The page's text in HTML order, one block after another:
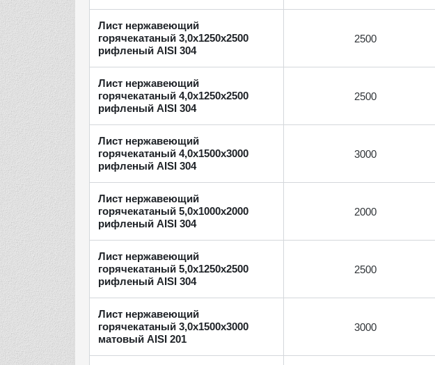
Лист нержавеющий
горячекатаный 3,0х1250х2500
рифленый AISI 304
2500
Лист нержавеющий
горячекатаный 4,0х1250х2500
рифленый AISI 304
2500
Лист нержавеющий
горячекатаный 4,0х1500х3000
рифленый AISI 304
3000
Лист нержавеющий
горячекатаный 5,0х1000х2000
рифленый AISI 304
2000
Лист нержавеющий
горячекатаный 5,0х1250х2500
рифленый AISI 304
2500
Лист нержавеющий
горячекатаный 3,0х1500х3000
матовый AISI 201
3000